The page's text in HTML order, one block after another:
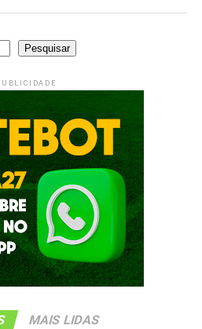
Pesquisar
MAIS LIDAS